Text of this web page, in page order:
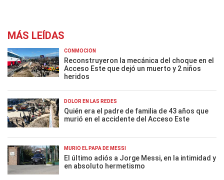
MÁS LEÍDAS
CONMOCIÓN
Reconstruyeron la mecánica del choque en el
Acceso Este que dejó un muerto y 2 niños
heridos
DOLOR EN LAS REDES
Quién era el padre de familia de 43 años que
murió en el accidente del Acceso Este
MURIÓ EL PAPÁ DE MESSI
El último adiós a Jorge Messi, en la intimidad y
en absoluto hermetismo